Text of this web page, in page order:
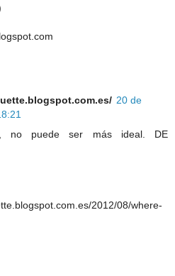
20 de
no puede ser más ideal. DE
2012/08/where-